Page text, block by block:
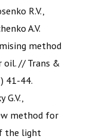
R.V.,
A.V.
method
// Trans &
41-44.
method for
the light